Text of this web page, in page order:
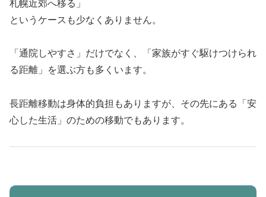
札幌近郊へ移る」
というケースも少なくありません。
「通院しやすさ」だけでなく、「家族がすぐ駆けつけられ
る距離」を選ぶ方も多くいます。
長距離移動は身体的負担もありますが、その先にある「安
心した生活」のための移動でもあります。